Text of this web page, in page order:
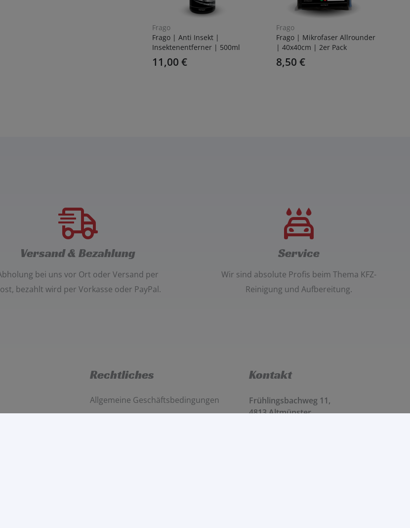
Frago
Frago | Anti Insekt |
Insektenentferner | 500ml
11,00 €
Frago
Frago | Mikrofaser Allrounder
| 40x40cm | 2er Pack
8,50 €
Versand & Bezahlung
bei uns vor Ort oder Versand per
, bezahlt wird per Vorkasse oder PayPal.
Service
Wir sind absolute Profis beim Thema KFZ-
Reinigung und Aufbereitung.
Rechtliches
Allgemeine Geschäftsbedingungen
Kontakt
Frühlingsbachweg 11,
4813 Altmünster